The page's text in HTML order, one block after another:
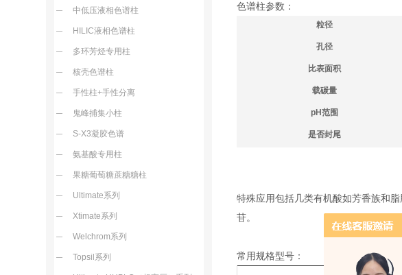
中低压液相色谱柱
HILIC液相色谱柱
多环芳烃专用柱
核壳色谱柱
手性柱+手性分离
鬼峰捕集小柱
S-X3凝胶色谱
氨基酸专用柱
果糖葡萄糖蔗糖糖柱
Ultimate系列
Xtimate系列
Welchrom系列
Topsil系列
色谱柱参数：
粒径
孔径
比表面积
载碳量
pH范围
是否封尾
特殊应用包括几类有机酸如芳香族和
苷。
常用规格型号：